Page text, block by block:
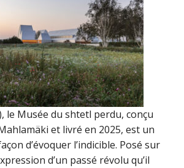
le Musée du shtetl perdu, conçu
et livré en 2025, est un
d’évoquer l’indicible. Posé sur
d’un passé révolu qu’il